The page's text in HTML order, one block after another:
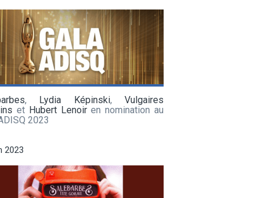
, Lydia Képinski,Vulgaires
et Hubert Lenoiren nomination au
2023
2023